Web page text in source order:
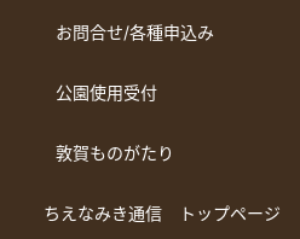
お問合せ/各種申込み
公園使用受付
敦賀ものがたり
ちえなみき通信 トップページ